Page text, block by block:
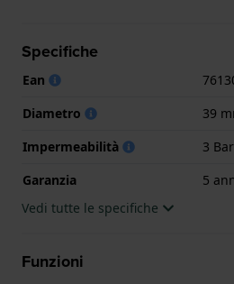
principale, tuttavia, è il nuovo
assemblato a mano. Si tratta
rivoluzionaria tecnologia del
Sessanta, con una precisione
ronzio in Fa diesis del
della lancetta dei secondi. I
includono smussature e
Genève e finiture satinate.
Questo orologio Bulova ha una
Specifiche
Ean
Diametro
39
Impermeabilità
3
Garanzia
5
Vedi tutte le specifiche
Funzioni